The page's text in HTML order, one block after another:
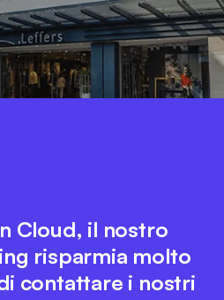
dati di prodotto
ERP con Fashion
notevolmente i
Cloud, il nostro
risparmia molto
contattare i nostri
quello della
alla base
favorisce una